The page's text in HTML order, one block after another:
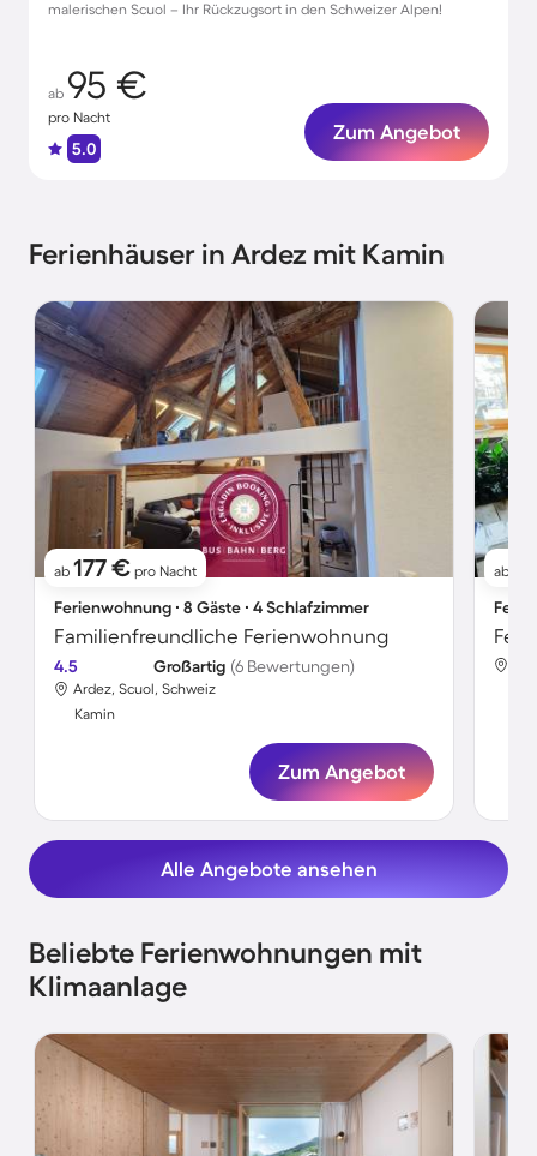
malerischen Scuol – Ihr Rückzugsort in den Schweizer Alpen!
ab 95 €
pro Nacht
5.0
Zum Angebot
Ferienhäuser in Ardez mit Kamin
ab 177 € pro Nacht
Ferienwohnung ∙ 8 Gäste ∙ 4 Schlafzimmer
Familienfreundliche Ferienwohnung
4.5 Großartig (6 Bewertungen)
Ardez, Scuol, Schweiz
Kamin
Zum Angebot
ab
Alle Angebote ansehen
Beliebte Ferienwohnungen mit
Klimaanlage